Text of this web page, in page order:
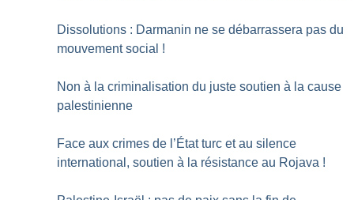
Dissolutions : Darmanin ne se débarrassera pas du
mouvement social !
Non à la criminalisation du juste soutien à la cause
palestinienne
Face aux crimes de l’État turc et au silence
international, soutien à la résistance au Rojava !